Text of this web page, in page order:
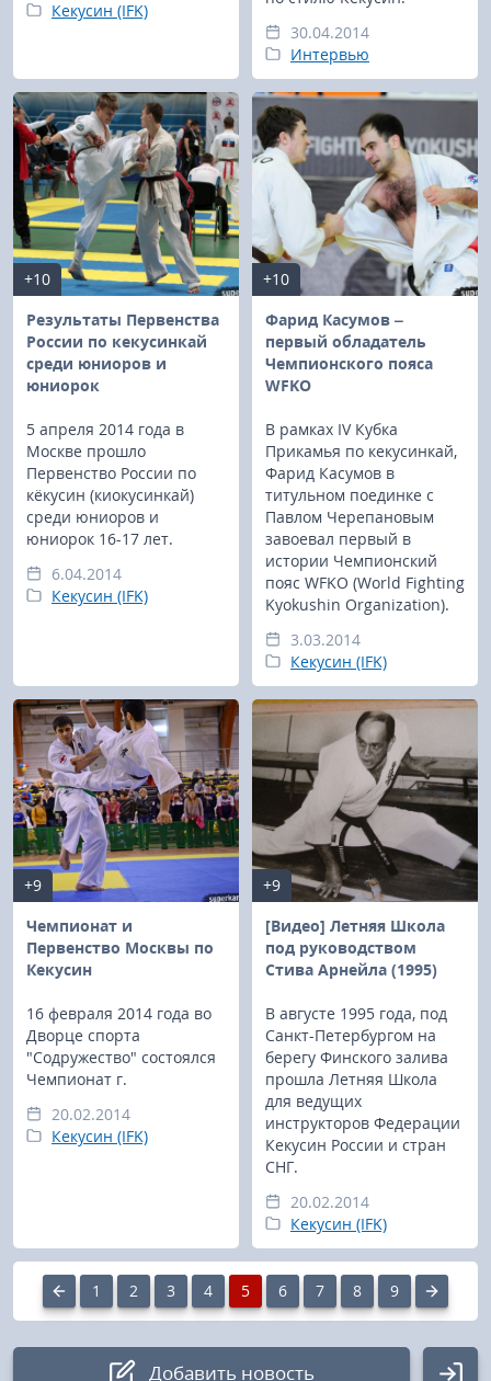
Кекусин (IFK)
30.04.2014
Интервью
+10
Результаты Первенства
России по кекусинкай
среди юниоров и
юниорок
5 апреля 2014 года в
Москве прошло
Первенство России по
кёкусин (киокусинкай)
среди юниоров и
юниорок 16-17 лет.
6.04.2014
Кекусин (IFK)
+10
Фарид Касумов –
первый обладатель
Чемпионского пояса
WFKO
В рамках IV Кубка
Прикамья по кекусинкай,
Фарид Касумов в
титульном поединке с
Павлом Черепановым
завоевал первый в
истории Чемпионский
пояс WFKO (World Fighting
Kyokushin Organization).
3.03.2014
Кекусин (IFK)
+9
Чемпионат и
Первенство Москвы по
Кекусин
16 февраля 2014 года во
Дворце спорта
"Содружество" состоялся
Чемпионат г.
20.02.2014
Кекусин (IFK)
+9
[Видео] Летняя Школа
под руководством
Стива Арнейла (1995)
В августе 1995 года, под
Санкт-Петербургом на
берегу Финского залива
прошла Летняя Школа
для ведущих
инструкторов Федерации
Кекусин России и стран
СНГ.
20.02.2014
Кекусин (IFK)
1 2 3 4 5 6 7 8 9
Добавить новость